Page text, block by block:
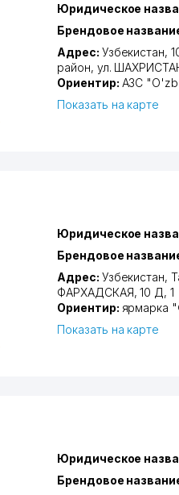
Юридическое
Брендовое
Адрес: Узбекистан,
район, ул.
Ориентир: АЗС
Показать на карте
Юридическое
Брендовое
Адрес: Узбекистан,
ФАРХАДСКАЯ, 10 Д, 1
Ориентир: ярмарка
Показать на карте
Юридическое
Брендовое